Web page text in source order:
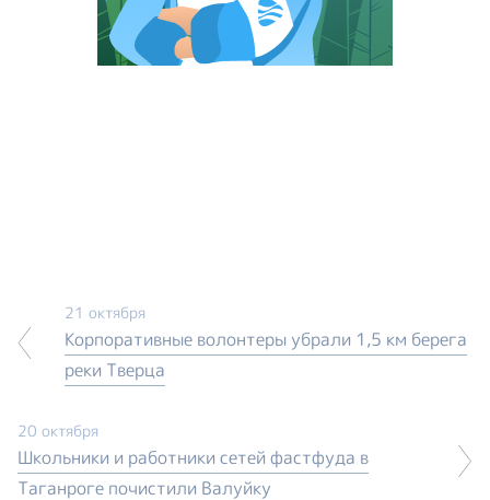
21 октября
Корпоративные волонтеры убрали 1,5 км берега
реки Тверца
20 октября
Школьники и работники сетей фастфуда в
Таганроге почистили Валуйку